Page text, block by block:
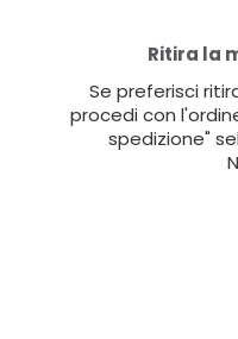
Ritira la
Se preferisci
procedi con
spedizione"